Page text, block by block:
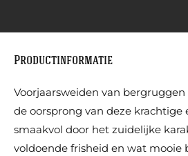
Productinformatie
Voorjaarsweiden van
de oorsprong van deze krachtige
smaakvol door het zuidelijke
voldoende frisheid en wat mooie